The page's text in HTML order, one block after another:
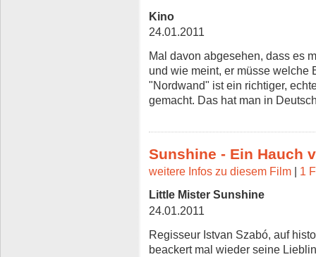
Kino
24.01.2011
Mal davon abgesehen, dass es
und wie meint, er müsse welche
"Nordwand" ist ein richtiger,
gemacht. Das hat man in
Sunshine - Ein Hauch
weitere Infos zu diesem Film | 1
Little Mister Sunshine
24.01.2011
Regisseur Istvan Szabó, auf
beackert mal wieder seine